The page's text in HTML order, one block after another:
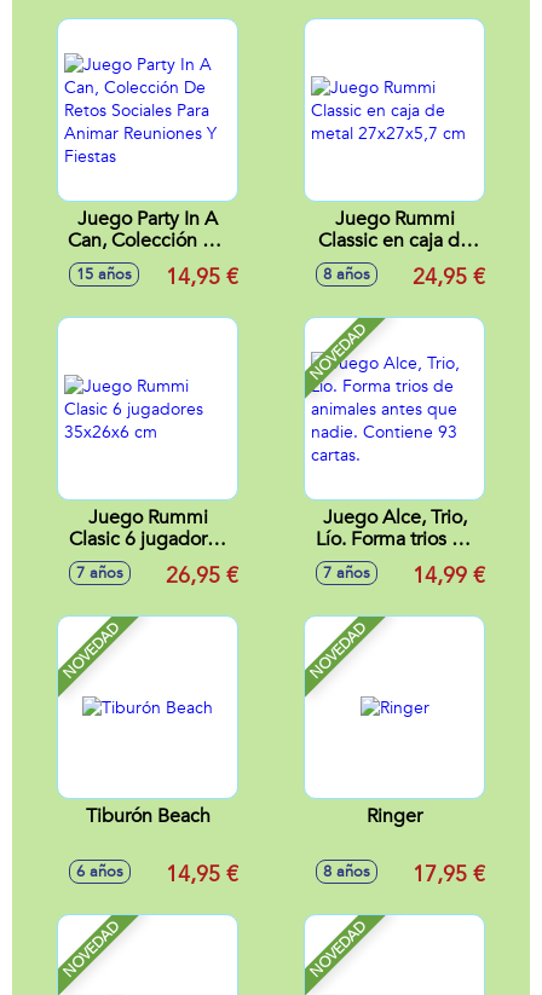
Juego Party In A
Can, Colección De
Retos Sociales Para
Animar Reuniones
15 años 14,95 €
Juego Rummi
Classic en caja de
metal 27x27x5,7
8 años 24,95 €
Juego Rummi
Clasic 6 jugadores
35x26x6 cm
7 años 26,95 €
NOVEDAD
Juego Alce, Trio,
Lío. Forma trios de
animales antes que
nadie. Contiene 93
7 años 14,99 €
NOVEDAD
Tiburón Beach
6 años 14,95 €
NOVEDAD
Ringer
8 años 17,95 €
NOVEDAD NOVEDAD